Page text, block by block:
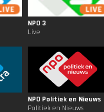
NPO 3
Live
NPO Politiek en Nieuws
Politiek en Nieuws